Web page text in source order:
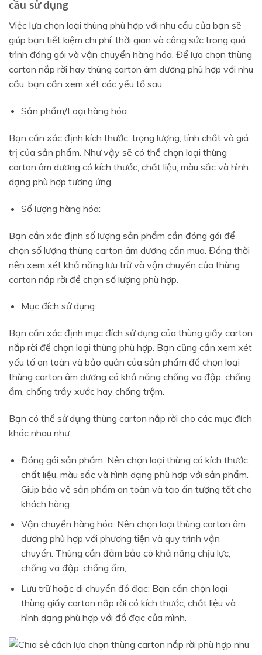
cầu sử dụng
Việc lựa chọn loại thùng phù hợp với nhu cầu của bạn sẽ
giúp bạn tiết kiệm chi phí, thời gian và công sức trong quá
trình đóng gói và vận chuyển hàng hóa. Để lựa chọn thùng
carton nắp rời hay thùng carton âm dương phù hợp với nhu
cầu, bạn cần xem xét các yếu tố sau:
Sản phẩm/Loại hàng hóa:
Bạn cần xác định kích thước, trọng lượng, tính chất và giá
trị của sản phẩm. Như vậy sẽ có thể chọn loại thùng
carton âm dương có kích thước, chất liệu, màu sắc và hình
dạng phù hợp tương ứng.
Số lượng hàng hóa:
Bạn cần xác định số lượng sản phẩm cần đóng gói để
chọn số lượng thùng carton âm dương cần mua. Đồng thời
nên xem xét khả năng lưu trữ và vận chuyển của thùng
carton nắp rời để chọn số lượng phù hợp.
Mục đích sử dụng:
Bạn cần xác định mục đích sử dụng của thùng giấy carton
nắp rời để chọn loại thùng phù hợp. Bạn cũng cần xem xét
yếu tố an toàn và bảo quản của sản phẩm để chọn loại
thùng carton âm dương có khả năng chống va đập, chống
ẩm, chống trầy xước hay chống trộm.
Bạn có thể sử dụng thùng carton nắp rời cho các mục đích
khác nhau như:
Đóng gói sản phẩm: Nên chọn loại thùng có kích thước,
chất liệu, màu sắc và hình dạng phù hợp với sản phẩm.
Giúp bảo vệ sản phẩm an toàn và tạo ấn tượng tốt cho
khách hàng.
Vận chuyển hàng hóa: Nên chọn loại thùng carton âm
dương phù hợp với phương tiện và quy trình vận
chuyển. Thùng cần đảm bảo có khả năng chịu lực,
chống va đập, chống ẩm,…
Lưu trữ hoặc di chuyển đồ đạc: Bạn cần chọn loại
thùng giấy carton nắp rời có kích thước, chất liệu và
hình dạng phù hợp với đồ đạc của mình.